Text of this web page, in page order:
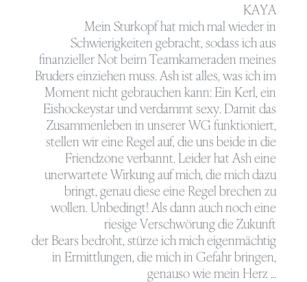
KAYA
Mein Sturkopf hat mich mal wieder in
Schwierigkeiten gebracht, sodass ich aus
finanzieller Not beim Teamkameraden meines
Bruders einziehen muss. Ash ist alles, was ich im
Moment nicht gebrauchen kann: Ein Kerl, ein
Eishockeystar und verdammt sexy. Damit das
Zusammenleben in unserer WG funktioniert,
stellen wir eine Regel auf, die uns beide in die
Friendzone verbannt. Leider hat Ash eine
unerwartete Wirkung auf mich, die mich dazu
bringt, genau diese eine Regel brechen zu
wollen. Unbedingt! Als dann auch noch eine
riesige Verschwörung die Zukunft
der Bears bedroht, stürze ich mich eigenmächtig
in Ermittlungen, die mich in Gefahr bringen,
genauso wie mein Herz …